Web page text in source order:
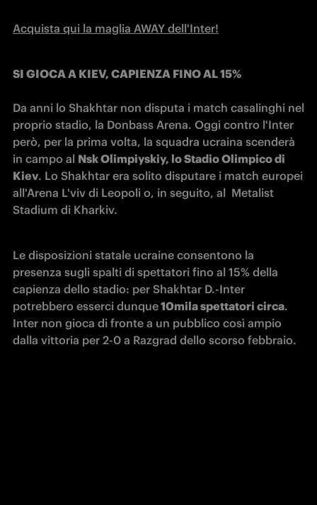
Acquista qui la maglia AWAY dell'Inter!
SI GIOCA A KIEV, CAPIENZA FINO AL 15%
Da anni lo Shakhtar non disputa i match casalinghi nel
proprio stadio, la Donbass Arena. Oggi contro l'Inter
però, per la prima volta, la squadra ucraina scenderà
in campo al Nsk Olimpiyskiy, lo Stadio Olimpico di
Kiev. Lo Shakhtar era solito disputare i match europei
all'Arena L'viv di Leopoli o, in seguito, al  Metalist
Stadium di Kharkiv.
Le disposizioni statale ucraine consentono la
presenza sugli spalti di spettatori fino al 15% della
capienza dello stadio: per Shakhtar D.-Inter
potrebbero esserci dunque 10mila spettatori circa.
Inter non gioca di fronte a un pubblico così ampio
dalla vittoria per 2-0 a Razgrad dello scorso febbraio.